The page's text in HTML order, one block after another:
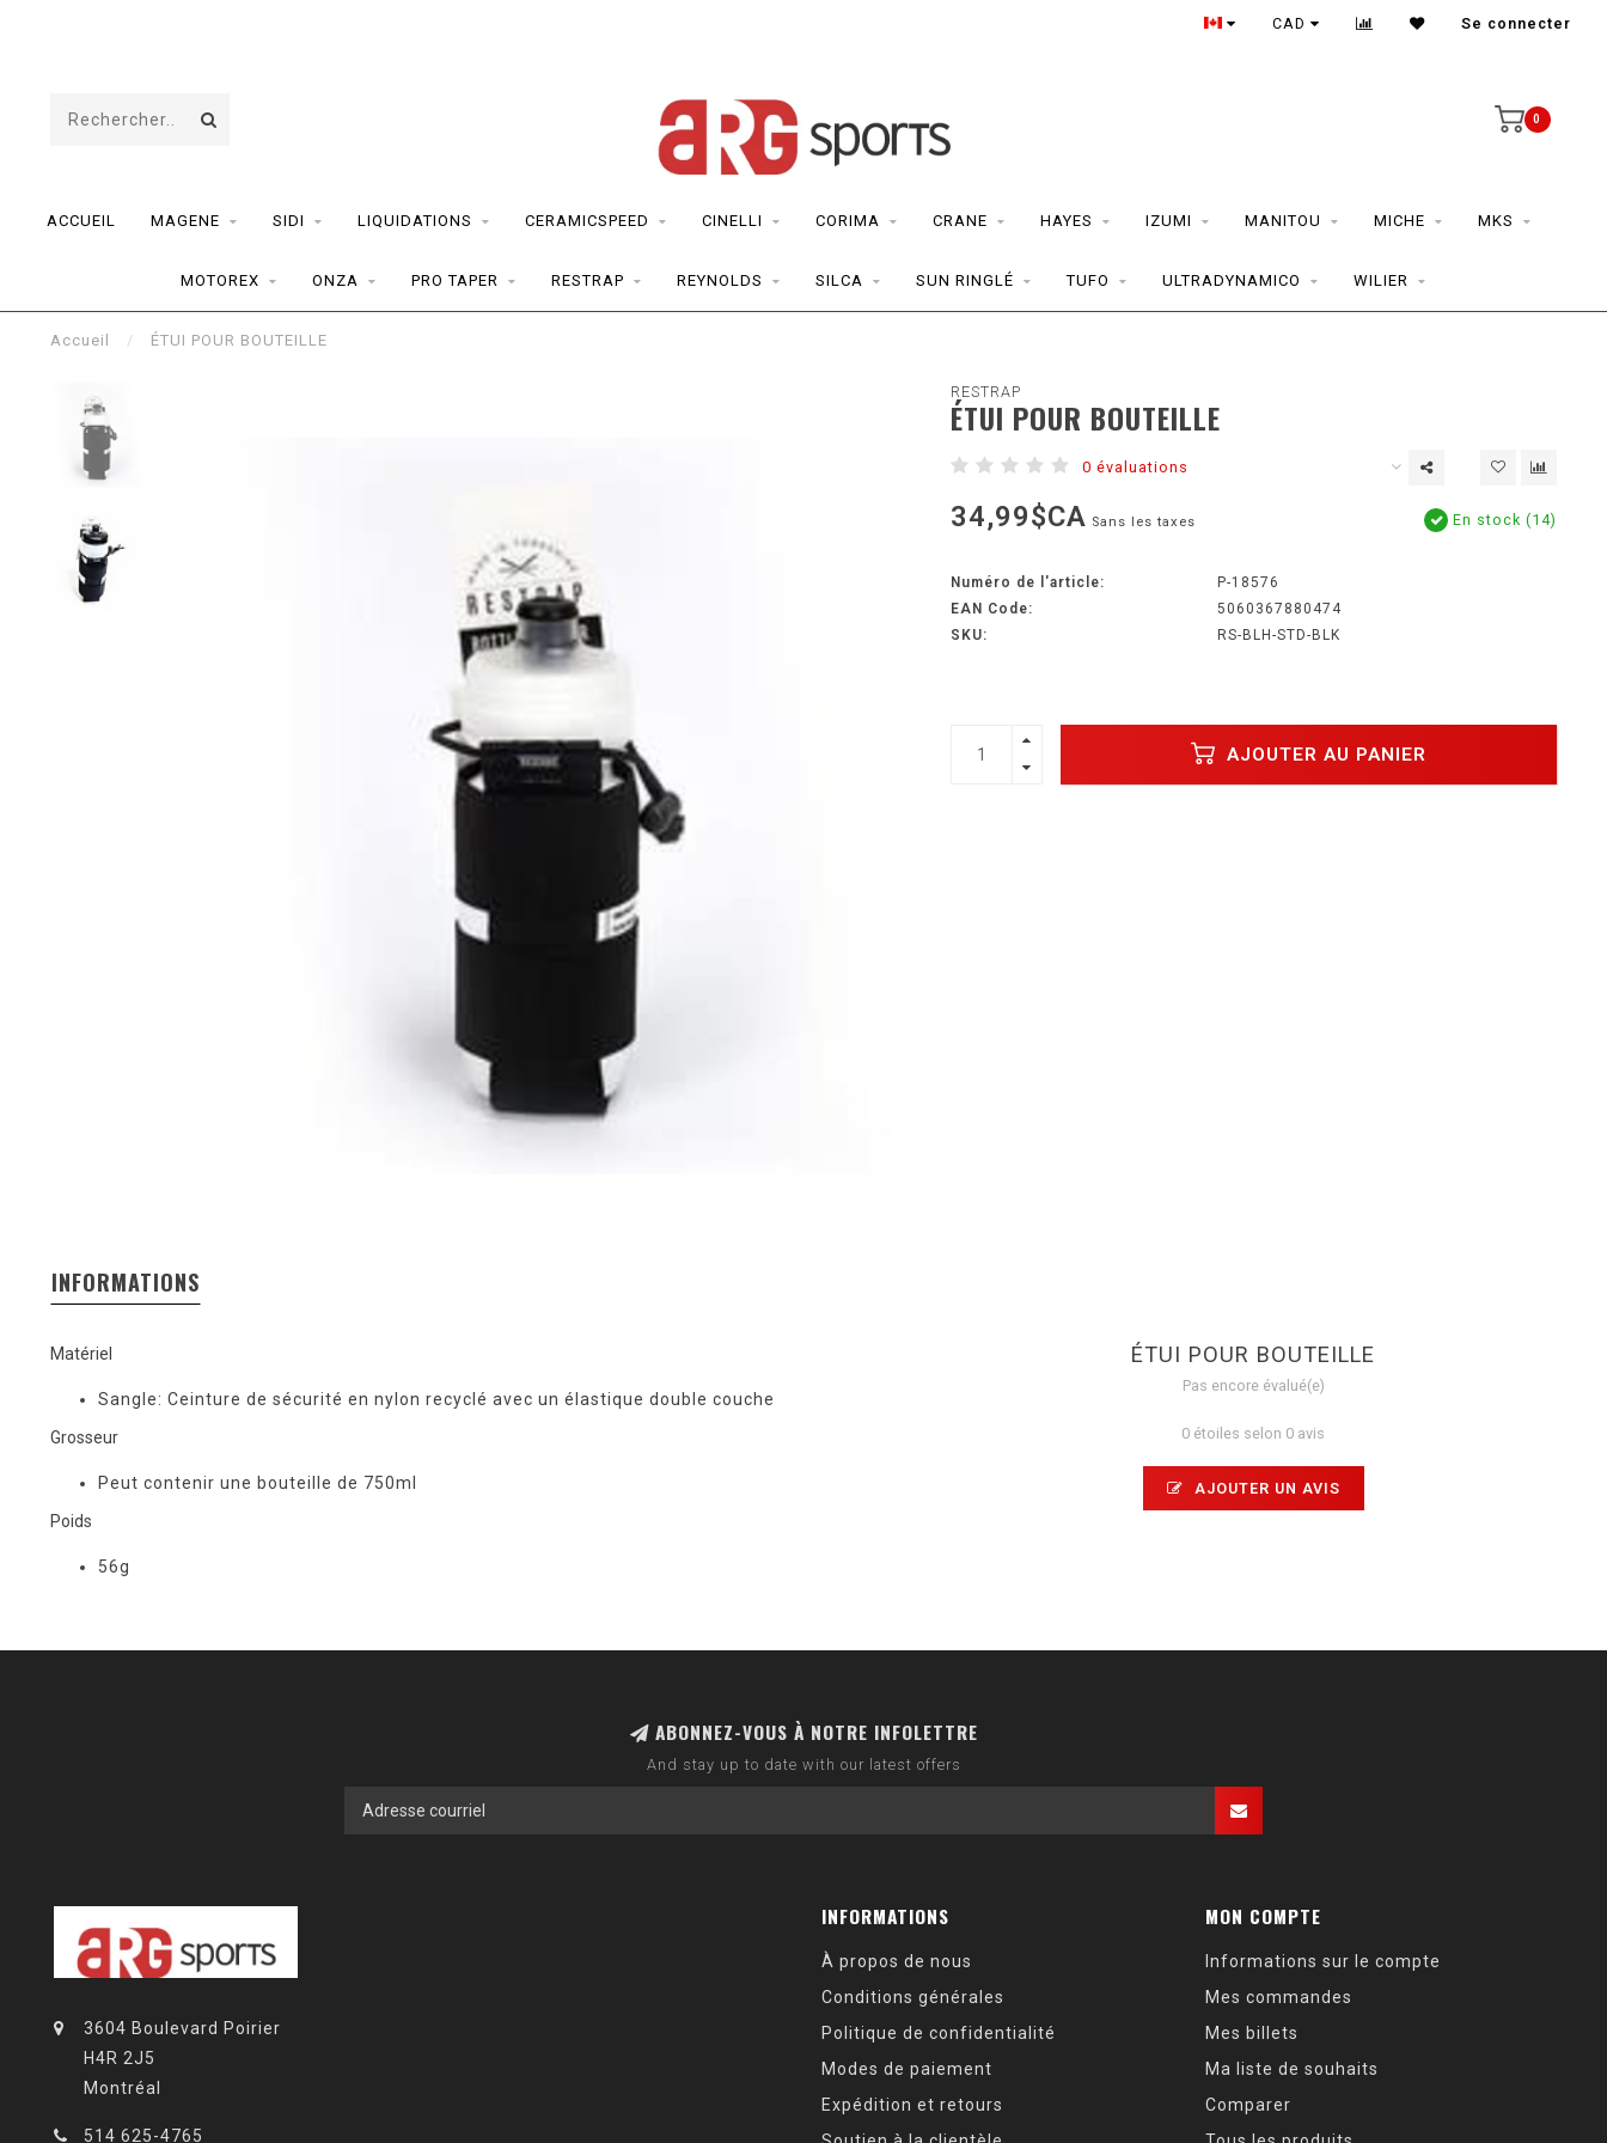
CAD Se connecter
0
ACCUEIL MAGENE SIDI LIQUIDATIONS CERAMICSPEED CINELLI CORIMA CRANE HAYES IZUMI MANITOU MICHE MKS
MOTOREX ONZA PRO TAPER RESTRAP REYNOLDS SILCA SUN RINGLÉ TUFO ULTRADYNAMICO WILIER
Accueil / ÉTUI POUR BOUTEILLE
RESTRAP
ÉTUI POUR BOUTEILLE
0 évaluations
34,99$CA Sans les taxes En stock (14)
Numéro de l'article:
P-18576
EAN Code:
5060367880474
SKU:
RS-BLH-STD-BLK
AJOUTER AU PANIER
INFORMATIONS
Matériel
Sangle: Ceinture de sécurité en nylon recyclé avec un élastique double couche
Grosseur
Peut contenir une bouteille de 750ml
Poids
56g
ÉTUI POUR BOUTEILLE
Pas encore évalué(e)
0 étoiles selon 0 avis
AJOUTER UN AVIS
ABONNEZ-VOUS À NOTRE INFOLETTRE
And stay up to date with our latest offers
3604 Boulevard Poirier
H4R 2J5
Montréal
514 625-4765
INFORMATIONS
À propos de nous
Conditions générales
Politique de confidentialité
Modes de paiement
Expédition et retours
MON COMPTE
Informations sur le compte
Mes commandes
Mes billets
Ma liste de souhaits
Comparer